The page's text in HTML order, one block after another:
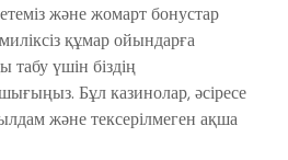
және жомарт бонустар
құмар ойындарға
табу үшін біздің
Бұл казинолар, әсіресе
және тексерілмеген ақша